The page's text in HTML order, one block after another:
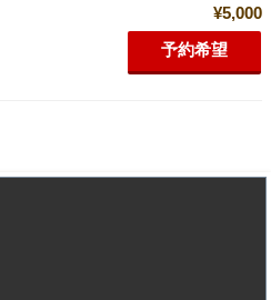
¥5,000
予約希望